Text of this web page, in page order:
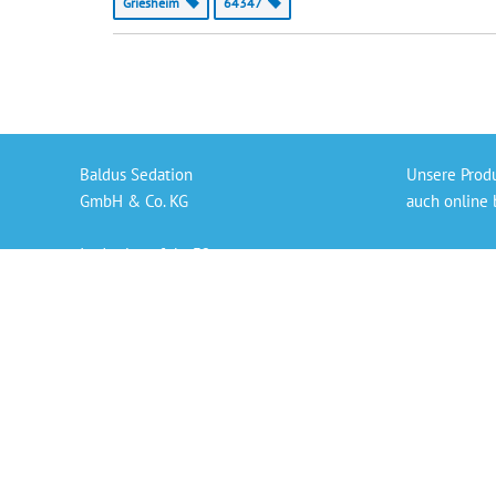
Baldus Sedation
GmbH & Co. KG
In der Langfuhr 32
Unsere
auch online